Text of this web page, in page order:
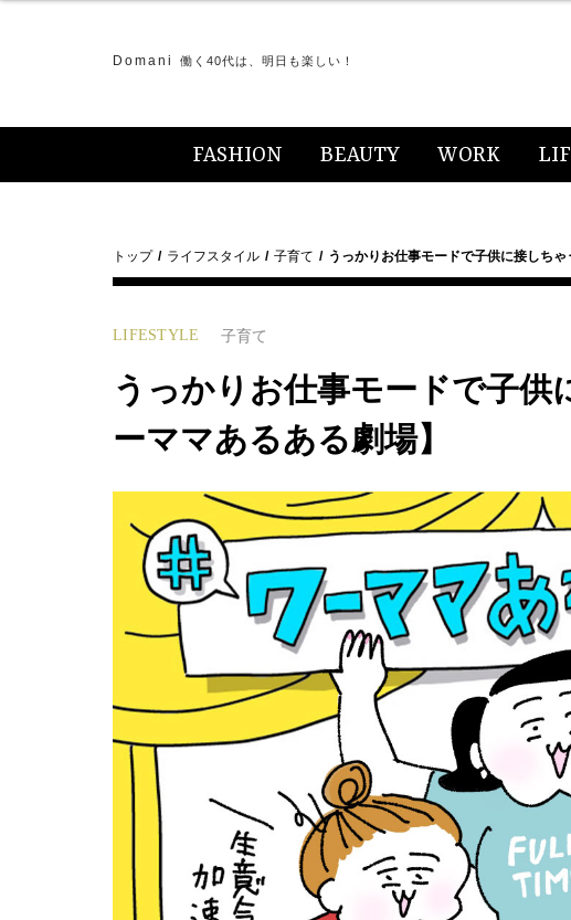
Domani 働く40代は、明日も楽しい！
FASHION BEAUTY WORK
トップ ライフスタイル 子育て うっかりお仕事モードで子供に接しち
LIFESTYLE 子育て
うっかりお仕事モードで子供
ーママあるある劇場】